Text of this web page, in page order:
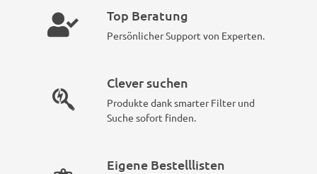
Top Beratung
Persönlicher Support von Experten.
Clever suchen
Produkte dank smarter Filter und
Suche sofort finden.
Eigene Bestelllisten